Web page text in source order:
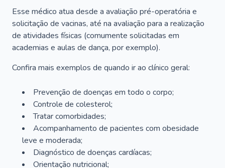
Esse médico atua desde a avaliação pré-operatória e
solicitação de vacinas, até na avaliação para a realização
de atividades físicas (comumente solicitadas em
academias e aulas de dança, por exemplo).
Confira mais exemplos de quando ir ao clínico geral:
Prevenção de doenças em todo o corpo;
Controle de colesterol;
Tratar comorbidades;
Acompanhamento de pacientes com obesidade
leve e moderada;
Diagnóstico de doenças cardíacas;
Orientação nutricional;